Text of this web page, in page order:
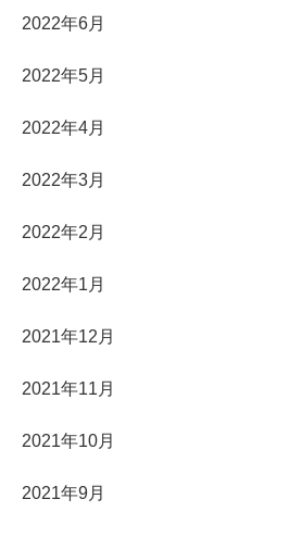
2022年6月
2022年5月
2022年4月
2022年3月
2022年2月
2022年1月
2021年12月
2021年11月
2021年10月
2021年9月